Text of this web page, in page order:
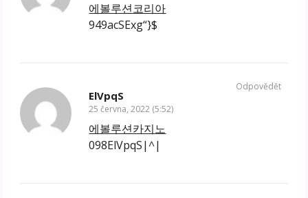
에볼루션코리아
949acSExg“}$
ElVpqS
25 června, 2022 (5:52)
에볼루션카지노
098ElVpqS|^|
Odpovědět